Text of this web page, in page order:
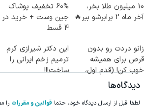
10 میلیون طلا بخر،
آخر ماه 2 برابرشو ببر🔥
60% تخفیف پوشاک
جین وست + خرید در
4 قسط
زانو دردت رو بدون
قرص برای همیشه
خوب کن! (قدم اول،
پرسش‌نامه)
این دکتر شیرازی کرم
ترمیم زخم ایرانی را
ساخت!!!
دیدگاه‌ها
لطفا قبل از ارسال دیدگاه خود، حتما قوانین و مقررات را